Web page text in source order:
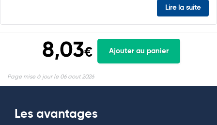
Lire la suite
8,03€ Ajouter au panier
Page mise à jour le 06 aout 2026
Les avantages